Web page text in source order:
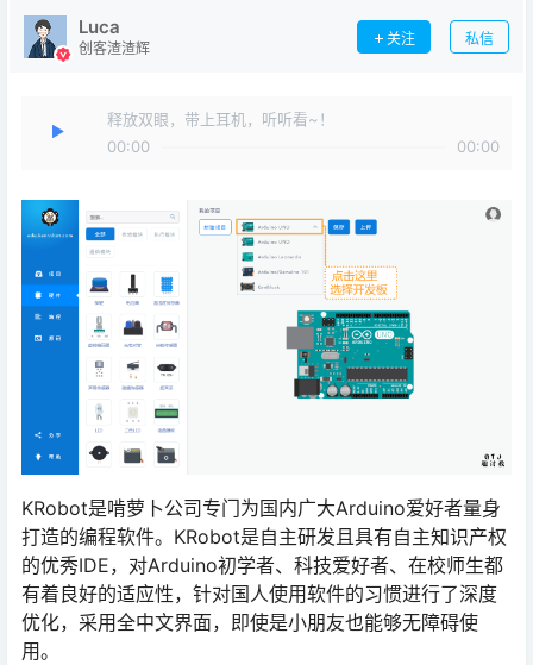
Luca
创客渣渣辉
关注 私信
释放双眼，带上耳机，听听看~！
00:00
00:00
KRobot是啃萝卜公司专门为国内广大Arduino爱好者量身
打造的编程软件。KRobot是自主研发且具有自主知识产权
的优秀IDE，对Arduino初学者、科技爱好者、在校师生都
有着良好的适应性，针对国人使用软件的习惯进行了深度
优化，采用全中文界面，即使是小朋友也能够无障碍使
用。